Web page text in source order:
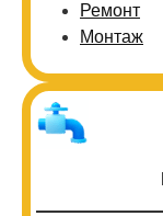
Ремонт
Монтаж